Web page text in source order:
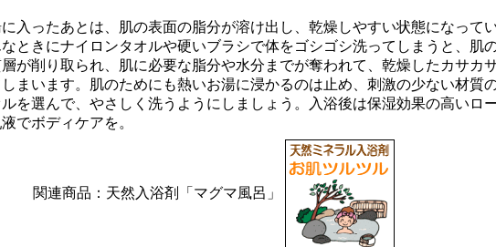
入ったあとは、肌の表面の脂分が溶け出し、乾燥しやすい状態になって
なときにナイロンタオルや硬いブラシで体をゴシゴシ洗ってしまうと、肌
が削り取られ、肌に必要な脂分や水分までが奪われて、乾燥したカサカ
まいます。肌のためにも熱いお湯に浸かるのは止め、刺激の少ない材質
を選んで、やさしく洗うようにしましょう。入浴後は保湿効果の高いロ
でボディケアを。
関連商品：天然入浴剤「マグマ風呂」